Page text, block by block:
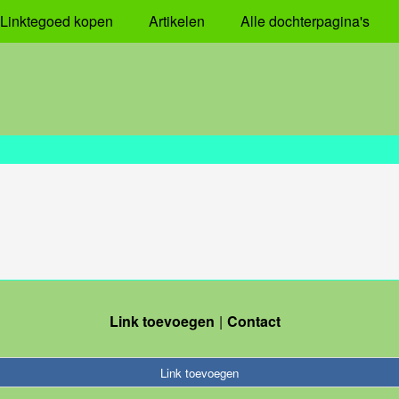
Linktegoed kopen Artikelen Alle dochterpagina's
Link toevoegen Contact
Link toevoegen